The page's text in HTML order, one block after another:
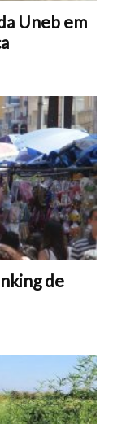
Uneb em
de